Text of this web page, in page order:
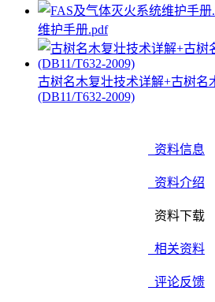
维护手册.pdf
古树名木复壮技术详解+古树名
(DB11/T632-2009)
资料信息
资料介绍
资料下载
相关资料
评论反馈